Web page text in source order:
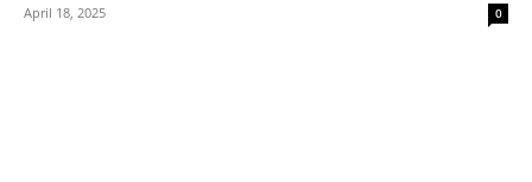
April 18, 2025 0